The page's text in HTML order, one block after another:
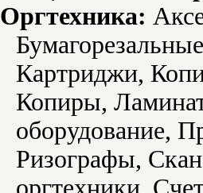
Оргтехника:
Картриджи,
Копиры,
оборудование,
Ризографы,